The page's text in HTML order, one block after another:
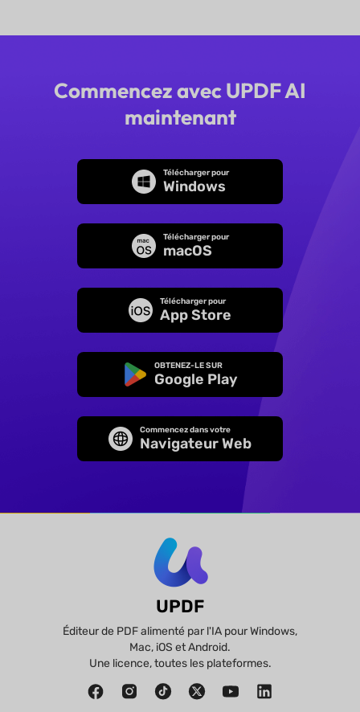
Commencez avec UPDF AI
maintenant
Télécharger pour
Windows
Télécharger pour
macOS
Télécharger pour
App Store
OBTENEZ-LE SUR
Google Play
Commencez dans votre
Navigateur Web
UPDF
Éditeur de PDF alimenté par l'IA pour Windows,
Mac, iOS et Android.
Une licence, toutes les plateformes.